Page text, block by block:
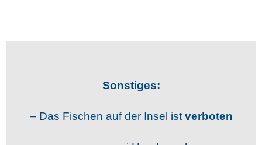
Sonstiges:
– Das Fischen auf der Insel istverboten